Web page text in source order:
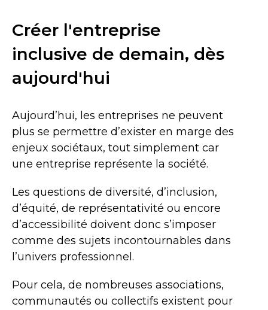
Créer l'entreprise
inclusive de demain, dès
aujourd'hui
Aujourd’hui, les entreprises ne peuvent
plus se permettre d’exister en marge des
enjeux sociétaux, tout simplement car
une entreprise représente la société.
Les questions de diversité, d’inclusion,
d’équité, de représentativité ou encore
d’accessibilité doivent donc s’imposer
comme des sujets incontournables dans
l’univers professionnel.
Pour cela, de nombreuses associations,
communautés ou collectifs existent pour